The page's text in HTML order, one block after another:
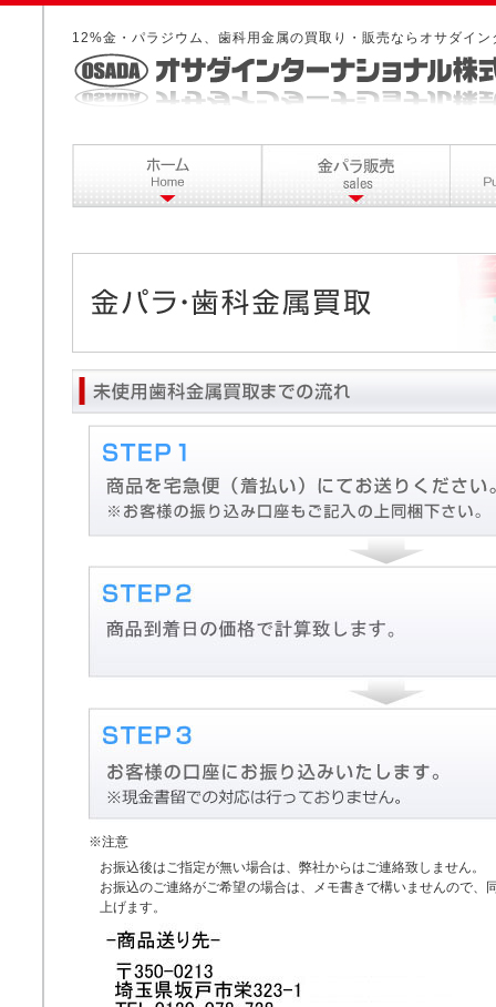
12%金・パラジウム、歯科用金属の買取り・販売ならオサダイ
※注意
お振込後はご指定が無い場合は、弊社からはご連絡致しません。
お振込のご連絡がご希望の場合は、メモ書きで構いませんので、
上げます。